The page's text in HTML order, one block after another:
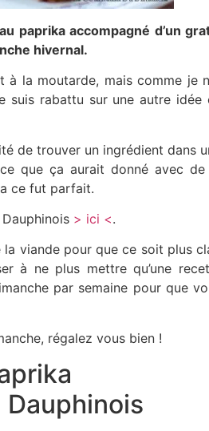
paprika accompagné d’un
hivernal.
la moutarde, mais comme je
suis rabattu sur une autre idée
de trouver un ingrédient dans
que ça aurait donné avec de
ce fut parfait.
> ici <.
la viande pour que ce soit plus
à ne plus mettre qu’une
par semaine pour que
régalez vous bien !